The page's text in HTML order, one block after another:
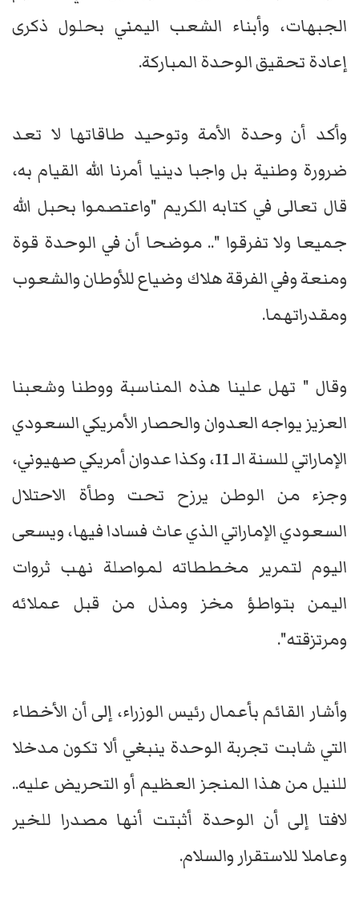
الجبهات، وأبناء الشعب اليمني بحلول ذكرى
إعادة تحقيق الوحدة المباركة.
وأكد أن وحدة الأمة وتوحيد طاقاتها لا تعد
ضرورة وطنية بل واجبا دينيا أمرنا الله القيام به،
قال تعالى في كتابه الكريم "واعتصموا بحبل الله
جميعا ولا تفرقوا ".. موضحا أن في الوحدة قوة
ومنعة وفي الفرقة هلاك وضياع للأوطان والشعوب
ومقدراتهما.
وقال " تهل علينا هذه المناسبة ووطنا وشعبنا
العزيز يواجه العدوان والحصار الأمريكي السعودي
الإماراتي للسنة الـ 11، وكذا عدوان أمريكي صهيوني،
وجزء من الوطن يرزح تحت وطأة الاحتلال
السعودي الإماراتي الذي عاث فسادا فيها، ويسعى
اليوم لتمرير مخططاته لمواصلة نهب ثروات
اليمن بتواطؤ مخز ومذل من قبل عملائه
ومرتزقته".
وأشار القائم بأعمال رئيس الوزراء، إلى أن الأخطاء
التي شابت تجربة الوحدة ينبغي ألا تكون مدخلا
للنيل من هذا المنجز العظيم أو التحريض عليه..
لافتا إلى أن الوحدة أثبتت أنها مصدرا للخير
وعاملا للاستقرار والسلام.